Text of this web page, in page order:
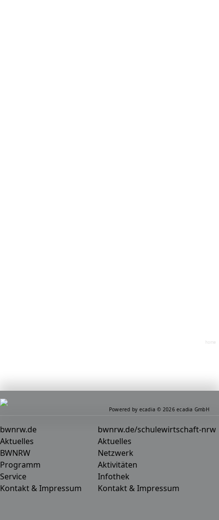
home
bwnrw.de
Aktuelles
BWNRW
Programm
Service
Kontakt & Impressum
bwnrw.de/schulewirtschaft-nrw
Aktuelles
Netzwerk
Aktivitäten
Infothek
Kontakt & Impressum
Powered by ecadia © 2026 ecadia GmbH